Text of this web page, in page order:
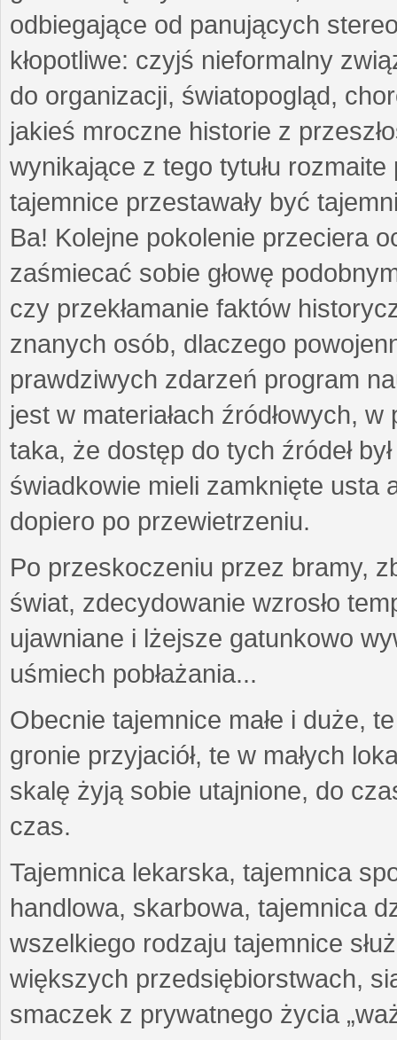
odbiegające od panujących
kłopotliwe: czyjś nieformalny
do organizacji, światopogląd,
jakieś mroczne historie z
wynikające z tego tytułu
tajemnice przestawały być
Ba! Kolejne pokolenie przeciera
zaśmiecać sobie głowę
czy przekłamanie faktów
znanych osób, dlaczego
prawdziwych zdarzeń program
jest w materiałach źródłowych,
taka, że dostęp do tych źródeł
świadkowie mieli zamknięte usta
dopiero po przewietrzeniu.
Po przeskoczeniu przez bramy,
świat, zdecydowanie wzrosło
ujawniane i lżejsze gatunkowo
uśmiech pobłażania...
Obecnie tajemnice małe i duże,
gronie przyjaciół, te w małych
skalę żyją sobie utajnione, do
czas.
Tajemnica lekarska, tajemnica
handlowa, skarbowa, tajemnica
wszelkiego rodzaju tajemnice
większych przedsiębiorstwach,
smaczek z prywatnego życia